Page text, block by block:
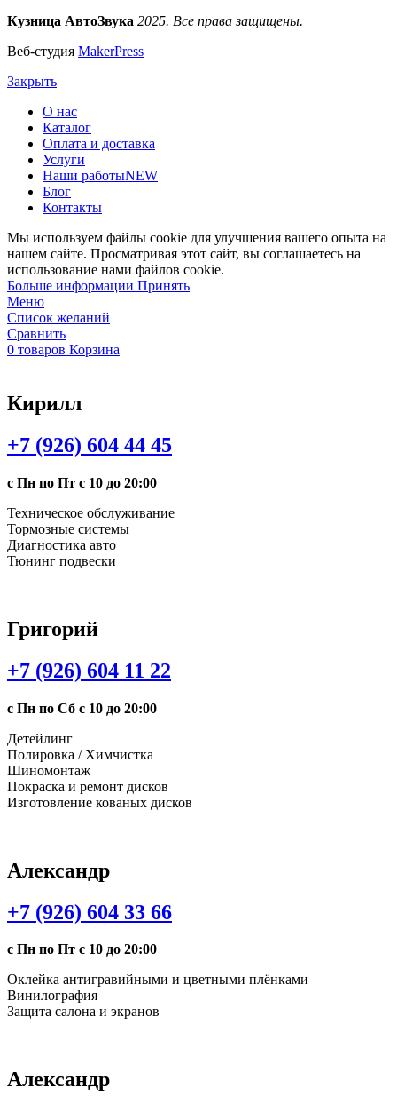
Кузница АвтоЗвука 2025. Все права защищены.
Веб-студия MakerPress
Закрыть
О нас
Каталог
Оплата и доставка
Услуги
Наши работыNEW
Блог
Контакты
Мы используем файлы cookie для улучшения вашего опыта на
нашем сайте. Просматривая этот сайт, вы соглашаетесь на
использование нами файлов cookie.
Больше информации Больше
Принять
Меню
Список желаний
Сравнить
0 товаров Корзина
Кирилл
+7 (926) 604 44 45
с Пн по Пт с 10 до 20:00
Техническое обслуживание
Тормозные системы
Диагностика авто
Тюнинг подвески
Григорий
+7 (926) 604 11 22
с Пн по Сб с 10 до 20:00
Детейлинг
Полировка / Химчистка
Шиномонтаж
Покраска и ремонт дисков
Изготовление кованых дисков
Александр
+7 (926) 604 33 66
с Пн по Пт с 10 до 20:00
Оклейка антигравийными и цветными плёнками
Винилография
Защита салона и экранов
Александр